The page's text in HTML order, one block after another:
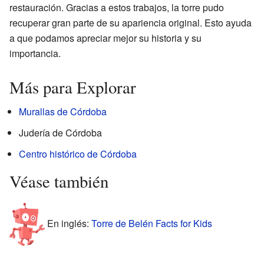
restauración. Gracias a estos trabajos, la torre pudo
recuperar gran parte de su apariencia original. Esto ayuda
a que podamos apreciar mejor su historia y su
importancia.
Más para Explorar
Murallas de Córdoba
Judería de Córdoba
Centro histórico de Córdoba
Véase también
En inglés: Torre de Belén Facts for Kids